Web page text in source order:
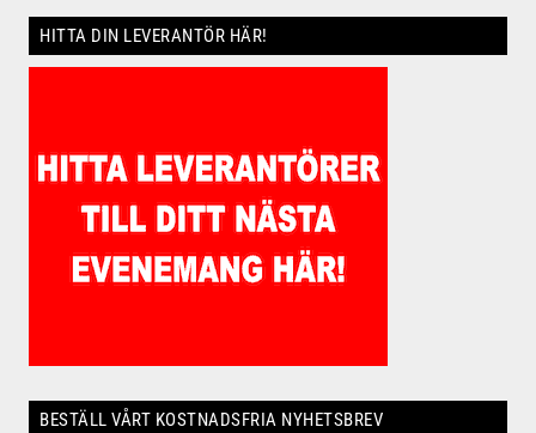
HITTA DIN LEVERANTÖR HÄR!
BESTÄLL VÅRT KOSTNADSFRIA NYHETSBREV